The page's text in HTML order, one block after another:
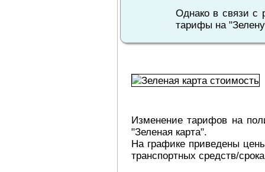
Однако в связи с
тарифы на
Изменение тарифов на
"Зеленая карта".
На графике приведены
транспортных средств/